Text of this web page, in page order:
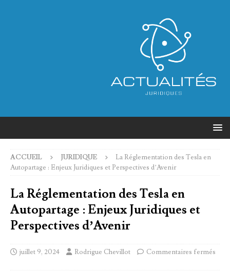
ACCUEIL JURIDIQUE
La Réglementation des Tesla en
Autopartage : Enjeux Juridiques et Perspectives d’Avenir
La Réglementation des Tesla en
Autopartage : Enjeux Juridiques et
Perspectives d’Avenir
juillet 9, 2024 Rodrigue Chevillot Commentaires fermés